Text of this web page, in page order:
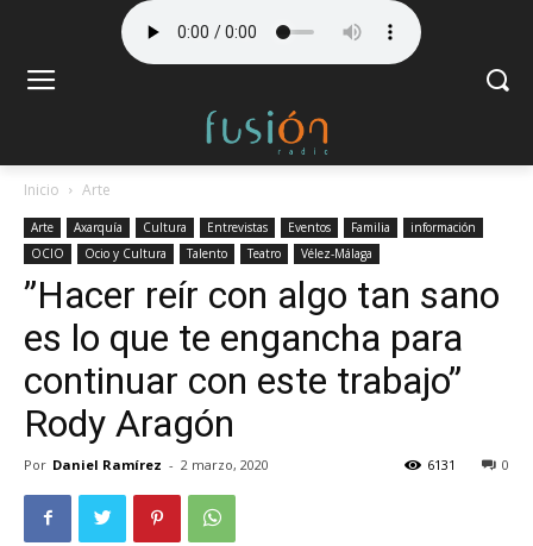
Inicio Arte
Arte Axarquía Cultura Entrevistas Eventos Familia
información
OCIO
Ocio y Cultura Talento Teatro Vélez-Málaga
”Hacer reír con algo tan sano
es lo que te engancha para
continuar con este trabajo”
Rody Aragón
Por Daniel Ramírez - 2 marzo, 2020 0
6131